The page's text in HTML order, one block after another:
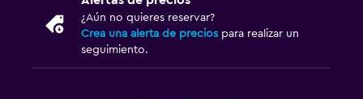
¿Aún no quieres reservar?
Crea una alerta de precios para realizar un
seguimiento.